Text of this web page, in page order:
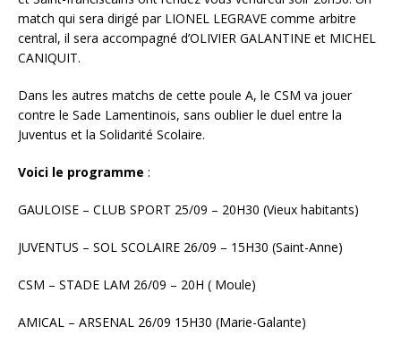
match qui sera dirigé par LIONEL LEGRAVE comme arbitre
central, il sera accompagné d’OLIVIER GALANTINE et MICHEL
CANIQUIT.
Dans les autres matchs de cette poule A, le CSM va jouer
contre le Sade Lamentinois, sans oublier le duel entre la
Juventus et la Solidarité Scolaire.
Voici le programme :
GAULOISE – CLUB SPORT 25/09 – 20H30 (Vieux habitants)
JUVENTUS – SOL SCOLAIRE 26/09 – 15H30 (Saint-Anne)
CSM – STADE LAM 26/09 – 20H ( Moule)
AMICAL – ARSENAL 26/09 15H30 (Marie-Galante)